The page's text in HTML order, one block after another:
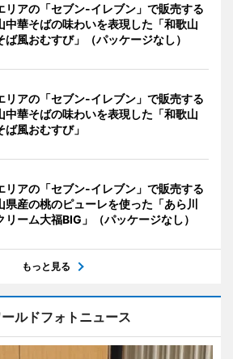
リアの「セブン-イレブン」で販売する
中華そばの味わいを表現した「和歌山
ば風おむすび」（パッケージなし）
リアの「セブン-イレブン」で販売する
中華そばの味わいを表現した「和歌山
ば風おむすび」
リアの「セブン-イレブン」で販売する
県産の桃のピューレを使った「あら川
リーム大福BIG」（パッケージなし）
もっと見る
ールドフォトニュース